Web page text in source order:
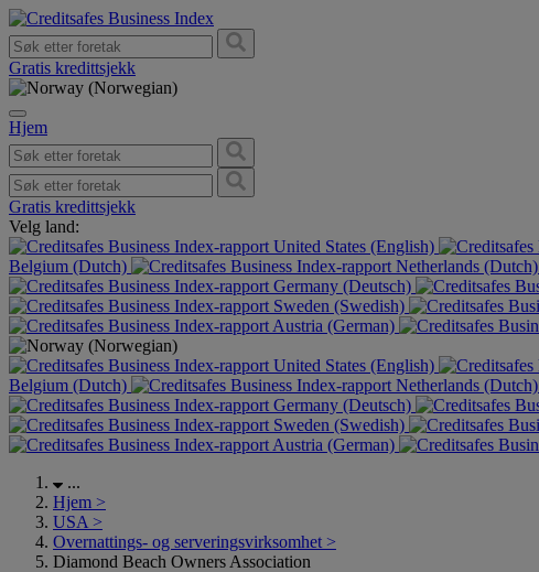
Gratis kredittsjekk
Hjem
Gratis kredittsjekk
Velg land:
United States (English)
Belgium (Dutch)
Netherlands (Dutch)
Germany (Deutsch)
Sweden (Swedish)
Austria (German)
United States (English)
Belgium (Dutch)
Netherlands (Dutch)
Germany (Deutsch)
Sweden (Swedish)
Austria (German)
...
Hjem >
USA >
Overnattings- og serveringsvirksomhet >
Diamond Beach Owners Association